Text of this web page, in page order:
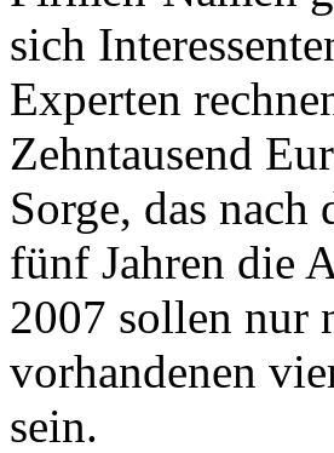
sich
Experten
Zehntausend
Sorge, das
fünf Jahren die
2007 sollen nur
vorhandenen
sein.